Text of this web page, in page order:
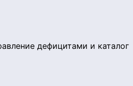
дефицитами и каталог